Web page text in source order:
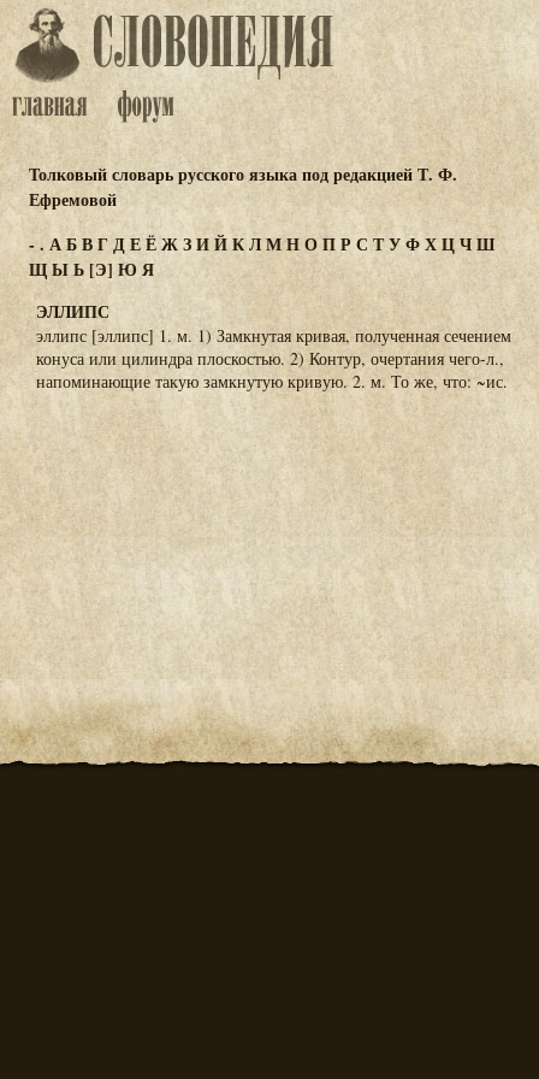
Толковый словарь русского языка под редакцией Т. Ф.
Ефремовой
- . АБВГДЕЁЖЗИЙКЛМНОПР С ТУФХЦЧШ
ЩЫЬ[Э] ЮЯ
ЭЛЛИПС
эллипс [эллипс] 1. м. 1) Замкнутая кривая, полученная сечением
конуса или цилиндра плоскостью. 2) Контур, очертания чего-л.,
напоминающие такую замкнутую кривую. 2. м. То же, что: ~ис.